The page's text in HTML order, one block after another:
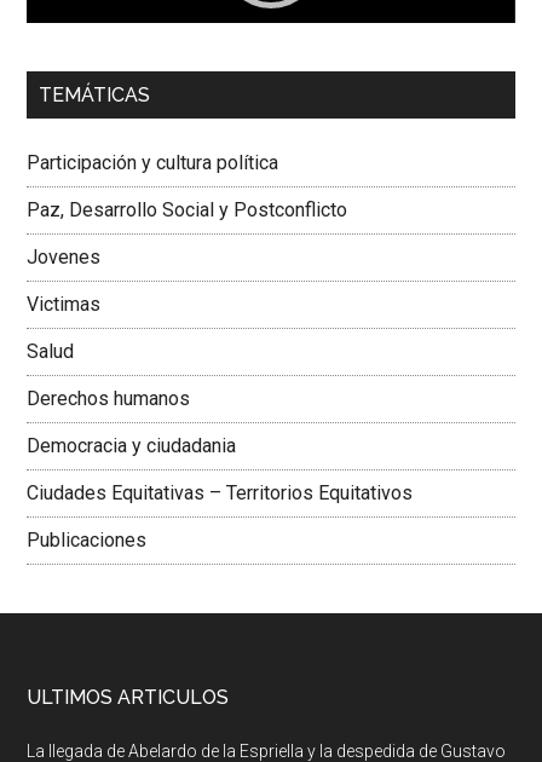
00:00 01:04
Dra. Carolina Corcho Mejía,Presidenta Corporación
Colombiana
TEMÁTICAS
Participación y cultura política
Paz, Desarrollo Social y Postconflicto
Jovenes
Victimas
Salud
Derechos humanos
Democracia y ciudadania
Ciudades Equitativas – Territorios Equitativos
Publicaciones
ULTIMOS ARTICULOS
La llegada de Abelardo de la Espriella y la despedida de Gustavo